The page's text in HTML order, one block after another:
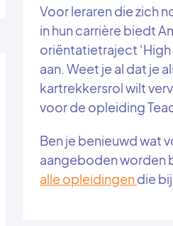
Voor leraren die zich
in hun carrière biedt
oriëntatietraject
aan. Weet je al dat je
kartrekkersrol wilt
voor de opleiding
Ben je benieuwd wat
aangeboden worden
alle opleidingendie